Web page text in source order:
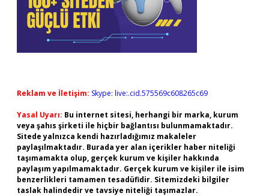
Reklam ve İletişim: Skype: live:.cid.575569c608265c69
Yasal Uyarı: Bu internet sitesi, herhangi bir marka, kurum
veya şahıs şirketi ile hiçbir bağlantısı bulunmamaktadır.
Sitede yalnızca kendi hazırladığımız makaleler
paylaşılmaktadır. Burada yer alan içerikler haber niteliği
taşımamakta olup, gerçek kurum ve kişiler hakkında
paylaşım yapılmamaktadır. Gerçek kurum ve kişiler ile isim
benzerlikleri tamamen tesadüfidir. Sitemizdeki bilgiler
taslak halindedir ve tavsiye niteliği taşımazlar.